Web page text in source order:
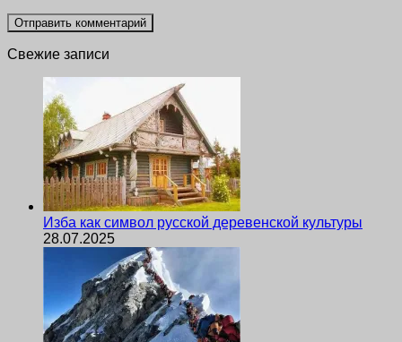
Свежие записи
Изба как символ русской деревенской культуры
28.07.2025